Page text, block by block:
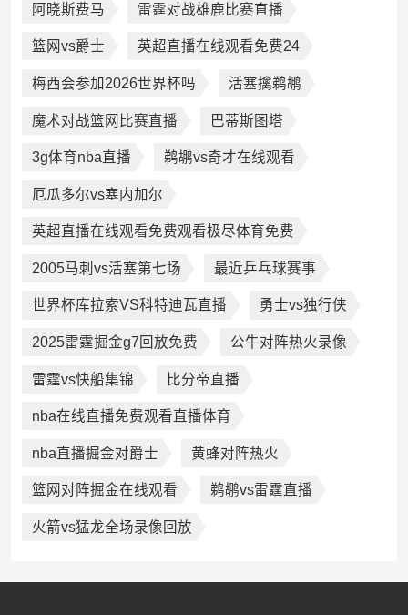
阿晓斯费马 雷霆对战雄鹿比赛直播
篮网vs爵士 英超直播在线观看免费24
梅西会参加2026世界杯吗 活塞擒鹈鹕
魔术对战篮网比赛直播 巴蒂斯图塔
3g体育nba直播 鹈鹕vs奇才在线观看
厄瓜多尔vs塞内加尔
英超直播在线观看免费观看极尽体育免费
2005马刺vs活塞第七场 最近乒乓球赛事
世界杯库拉索VS科特迪瓦直播 勇士vs独行侠
2025雷霆掘金g7回放免费 公牛对阵热火录像
雷霆vs快船集锦 比分帝直播
nba在线直播免费观看直播体育
nba直播掘金对爵士 黄蜂对阵热火
篮网对阵掘金在线观看 鹈鹕vs雷霆直播
火箭vs猛龙全场录像回放